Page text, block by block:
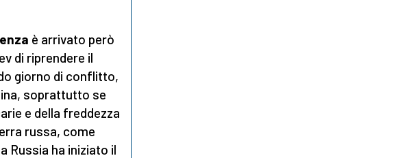
è arrivato però
di riprendere il
giorno di conflitto,
soprattutto se
e della freddezza
russa, come
Russia ha iniziato il